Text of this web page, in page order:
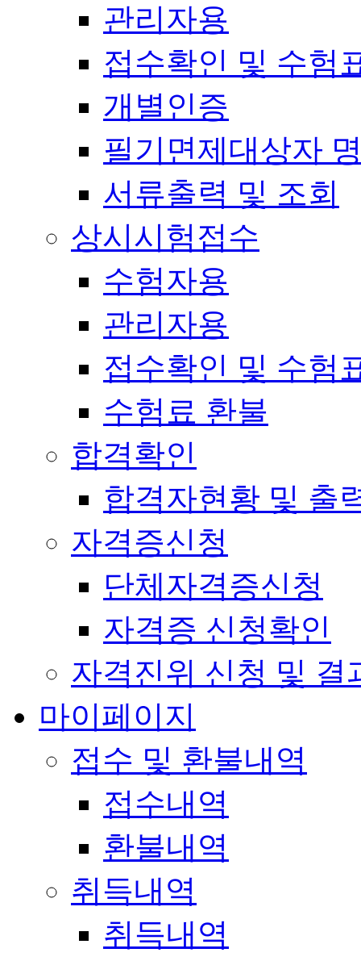
관리자용
접수확인 및 수험
개별인증
필기면제대상자
서류출력 및 조회
상시시험접수
수험자용
관리자용
접수확인 및 수험
수험료 환불
합격확인
합격자현황 및 출
자격증신청
단체자격증신청
자격증 신청확인
자격진위 신청 및 결
마이페이지
접수 및 환불내역
접수내역
환불내역
취득내역
취득내역